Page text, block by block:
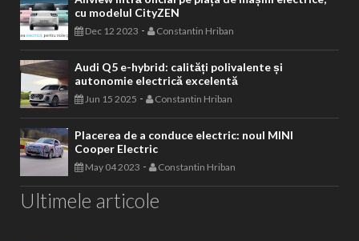
cu modelul CityZEN
Dec 12 2023 - Constantin Hriban
Audi Q5 e-hybrid: calități polivalente și
autonomie electrică excelentă
Jun 15 2025 - Constantin Hriban
Placerea de a conduce electric: noul MINI
Cooper Electric
May 04 2023 - Constantin Hriban
Ultimele articole